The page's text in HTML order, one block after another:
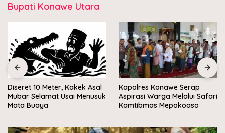
Bupati Konawe Utara
Diseret 10 Meter, Kakek Asal
Mubar Selamat Usai Menusuk
Mata Buaya
Kapolres Konawe Serap
Aspirasi Warga Melalui Safari
Kamtibmas Mepokoaso